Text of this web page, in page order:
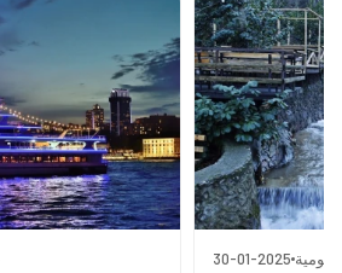
30-01-2025 يومية